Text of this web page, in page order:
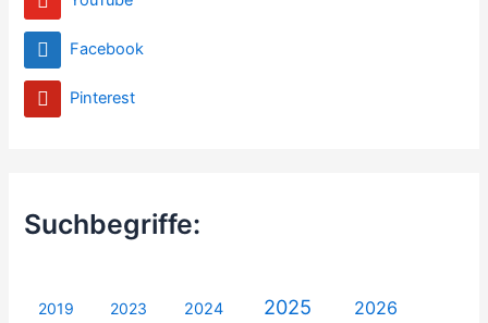
Facebook
Pinterest
Suchbegriffe:
2019 2023 2024 2025 2026